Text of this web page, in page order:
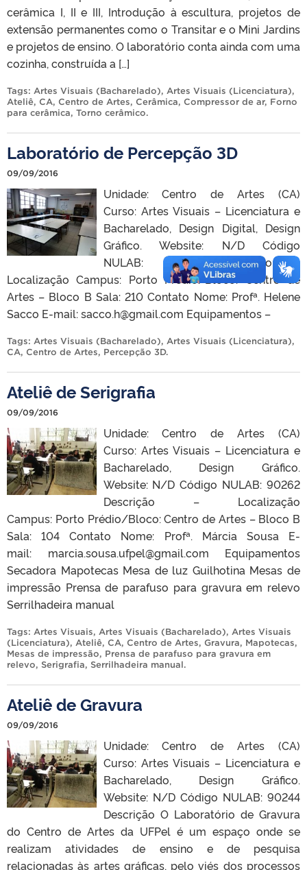
cerâmica I, II e III, Introdução à escultura, projetos de
extensão permanentes como o Transitar e o Mini Jardins
e projetos de ensino. O laboratório conta ainda com uma
cozinha, construída a […]
Tags: Artes Visuais (Bacharelado), Artes Visuais (Licenciatura),
Ateliê, CA, Centro de Artes, Cerâmica, Compressor de ar, Forno
para cerâmica, Torno cerâmico.
Laboratório de Percepção 3D
09/09/2016
Unidade: Centro de Artes (CA)
Curso: Artes Visuais – Licenciatura e
Bacharelado, Design Digital, Design
Gráfico. Website: N/D Código
NULAB: 90264 Descrição –
Localização Campus: Porto Prédio/Bloco: Centro de
Artes – Bloco B Sala: 210 Contato Nome: Profª. Helene
Sacco E-mail: sacco.h@gmail.com Equipamentos –
Tags: Artes Visuais (Bacharelado), Artes Visuais (Licenciatura),
CA, Centro de Artes, Percepção 3D.
Ateliê de Serigrafia
09/09/2016
Unidade: Centro de Artes (CA)
Curso: Artes Visuais – Licenciatura e
Bacharelado, Design Gráfico.
Website: N/D Código NULAB: 90262
Descrição – Localização
Campus: Porto Prédio/Bloco: Centro de Artes – Bloco B
Sala: 104 Contato Nome: Profª. Márcia Sousa E-
mail: marcia.sousa.ufpel@gmail.com Equipamentos
Secadora Mapotecas Mesa de luz Guilhotina Mesas de
impressão Prensa de parafuso para gravura em relevo
Serrilhadeira manual
Tags: Artes Visuais, Artes Visuais (Bacharelado), Artes Visuais
(Licenciatura), Ateliê, CA, Centro de Artes, Gravura, Mapotecas,
Mesas de impressão, Prensa de parafuso para gravura em
relevo, Serigrafia, Serrilhadeira manual.
Ateliê de Gravura
09/09/2016
Unidade: Centro de Artes (CA)
Curso: Artes Visuais – Licenciatura e
Bacharelado, Design Gráfico.
Website: N/D Código NULAB: 90244
Descrição O Laboratório de Gravura
do Centro de Artes da UFPel é um espaço onde se
realizam atividades de ensino e de pesquisa
relacionadas às artes gráficas, pelo viés dos processos